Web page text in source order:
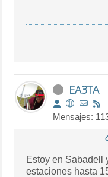
EA3TA
Mensajes:
Estoy en Sabadell
estaciones hasta